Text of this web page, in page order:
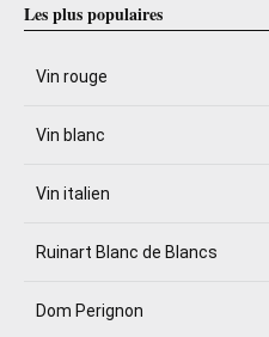
Les plus populaires
Vin rouge
Vin blanc
Vin italien
Ruinart Blanc de Blancs
Dom Perignon